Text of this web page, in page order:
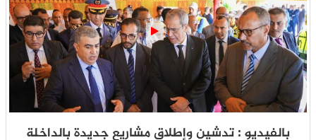
بالفيديو : تدشين وإطلاق مشاريع جديدة بالداخلة